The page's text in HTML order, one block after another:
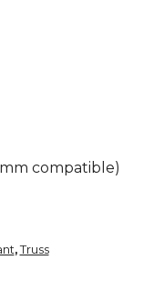
compatible)
,Truss